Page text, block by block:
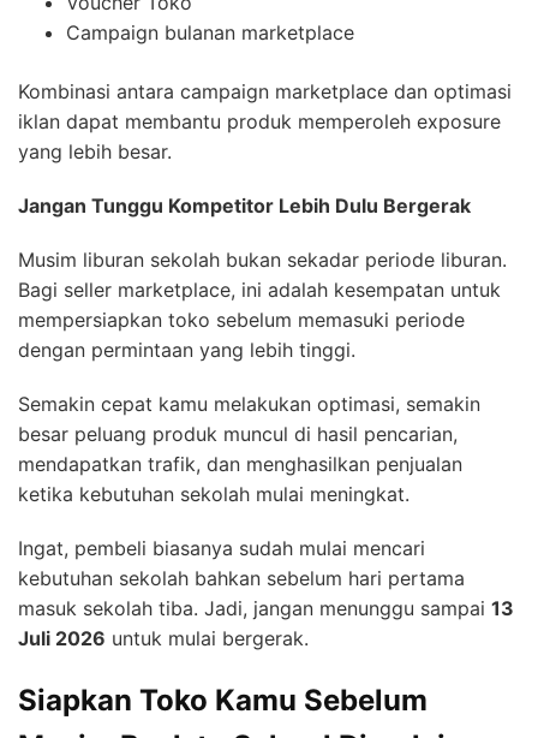
Campaign bulanan marketplace
Kombinasi antara campaign marketplace dan optimasi
iklan dapat membantu produk memperoleh exposure
yang lebih besar.
Jangan Tunggu Kompetitor Lebih Dulu Bergerak
Musim liburan sekolah bukan sekadar periode liburan.
Bagi seller marketplace, ini adalah kesempatan untuk
mempersiapkan toko sebelum memasuki periode
dengan permintaan yang lebih tinggi.
Semakin cepat kamu melakukan optimasi, semakin
besar peluang produk muncul di hasil pencarian,
mendapatkan trafik, dan menghasilkan penjualan
ketika kebutuhan sekolah mulai meningkat.
Ingat, pembeli biasanya sudah mulai mencari
kebutuhan sekolah bahkan sebelum hari pertama
masuk sekolah tiba. Jadi, jangan menunggu sampai 13
Juli 2026 untuk mulai bergerak.
Siapkan Toko Kamu Sebelum